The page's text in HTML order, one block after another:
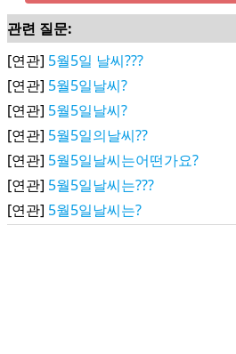
관련 질문:
[연관] 5월5일 날씨???
[연관] 5월5일날씨?
[연관] 5월5일날씨?
[연관] 5월5일의날씨??
[연관] 5월5일날씨는어떤가요?
[연관] 5월5일날씨는???
[연관] 5월5일날씨는?